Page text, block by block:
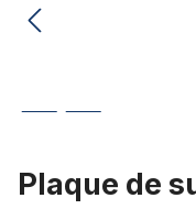
Plaque de